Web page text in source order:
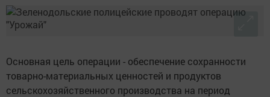
Основная цель операции - обеспечение сохранности
товарно-материальных ценностей и продуктов
сельскохозяйственного производства на период